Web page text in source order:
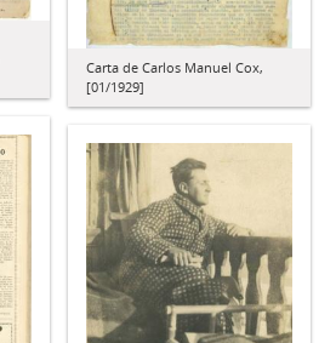
Carta de Carlos Manuel Cox,
[01/1929]